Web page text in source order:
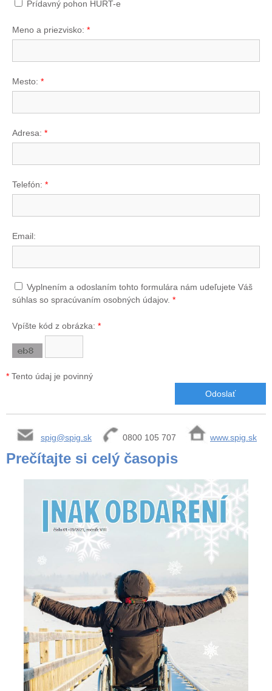
Prídavný pohon HURT-e
Meno a priezvisko: *
Mesto: *
Adresa: *
Telefón: *
Email:
Vyplnením a odoslaním tohto formulára nám udeľujete Váš
súhlas so spracúvaním osobných údajov. *
Vpíšte kód z obrázka: *
* Tento údaj je povinný
spig@spig.sk 0800 105 707 www.spig.sk
Prečítajte si celý časopis